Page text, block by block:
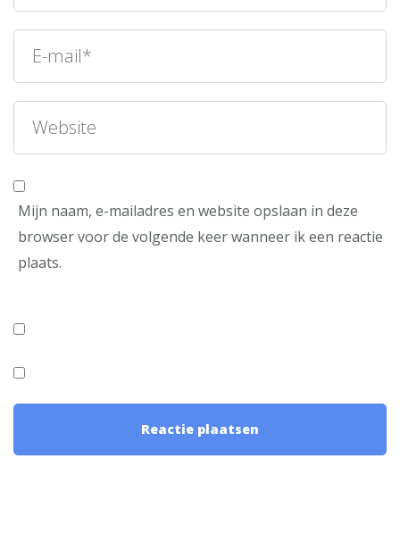
Mijn naam, e-mailadres en website opslaan in deze
browser voor de volgende keer wanneer ik een reactie
plaats.